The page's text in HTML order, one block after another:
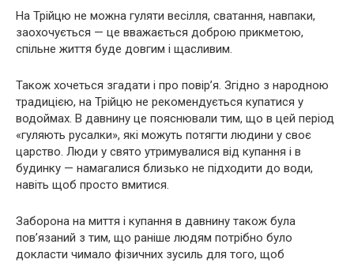
На Трійцю не можна гуляти весілля, сватання, навпаки,
заохочується — це вважається доброю прикметою,
спільне життя буде довгим і щасливим.
Також хочеться згадати і про повір’я. Згідно з народною
традицією, на Трійцю не рекомендується купатися у
водоймах. В давнину це пояснювали тим, що в цей період
«гуляють русалки», які можуть потягти людини у своє
царство. Люди у свято утримувалися від купання і в
будинку — намагалися близько не підходити до води,
навіть щоб просто вмитися.
Заборона на миття і купання в давнину також була
пов’язаний з тим, що раніше людям потрібно було
докласти чимало фізичних зусиль для того, щоб